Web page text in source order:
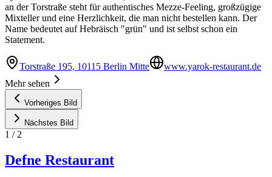
an der Torstraße steht für authentisches Mezze-Feeling, großzügige
Mixteller und eine Herzlichkeit, die man nicht bestellen kann. Der
Name bedeutet auf Hebräisch "grün" und ist selbst schon ein
Statement.
Torstraße 195, 10115 Berlin Mitte
www.yarok-restaurant.de
Mehr sehen
Vorheriges Bild
Nächstes Bild
1 / 2
Defne Restaurant